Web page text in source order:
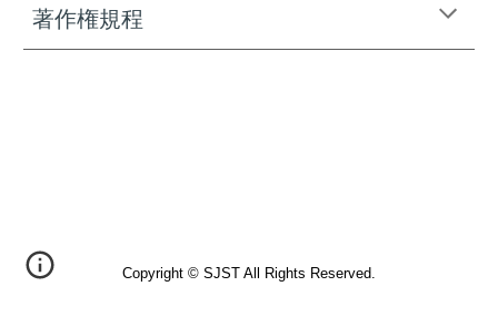
著作権規程
Copyright © SJST All Rights Reserved.